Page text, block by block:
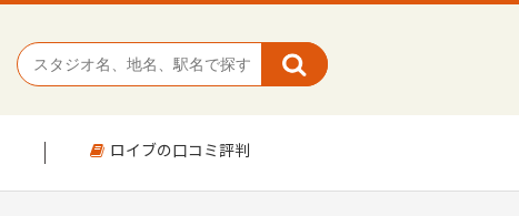
ロイブの口コミ評判